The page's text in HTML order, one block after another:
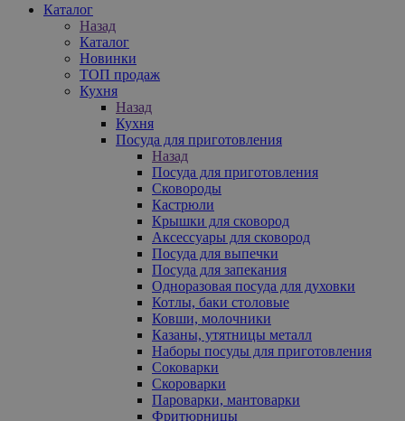
Каталог
Назад
Каталог
Новинки
ТОП продаж
Кухня
Назад
Кухня
Посуда для приготовления
Назад
Посуда для приготовления
Сковороды
Кастрюли
Крышки для сковород
Аксессуары для сковород
Посуда для выпечки
Посуда для запекания
Одноразовая посуда для духовки
Котлы, баки столовые
Ковши, молочники
Казаны, утятницы металл
Наборы посуды для приготовления
Соковарки
Скороварки
Пароварки, мантоварки
Фритюрницы